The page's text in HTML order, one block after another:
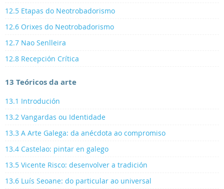
12.5 Etapas do Neotrobadorismo
12.6 Orixes do Neotrobadorismo
12.7 Nao Senlleira
12.8 Recepción Crítica
13 Teóricos da arte
13.1 Introdución
13.2 Vangardas ou Identidade
13.3 A Arte Galega: da anécdota ao compromiso
13.4 Castelao: pintar en galego
13.5 Vicente Risco: desenvolver a tradición
13.6 Luís Seoane: do particular ao universal